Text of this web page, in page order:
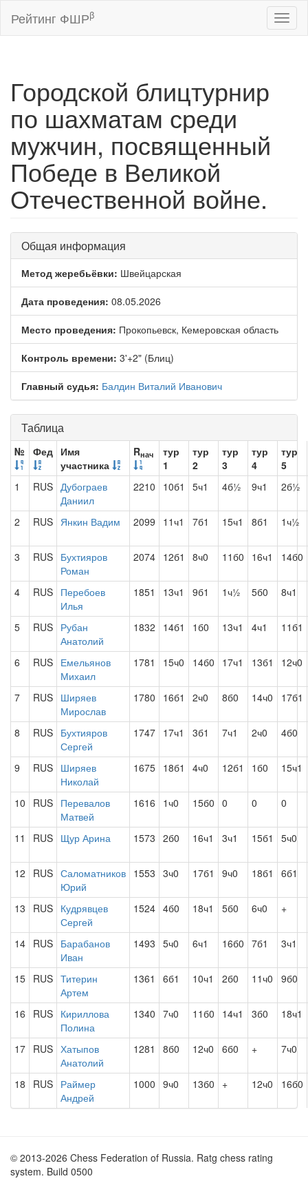
Рейтинг ФШРβ
Городской блицтурнир
по шахматам среди
мужчин, посвященный
Победе в Великой
Отечественной войне.
Общая информация
Метод жеребьёвки: Швейцарская
Дата проведения: 08.05.2026
Место проведения: Прокопьевск, Кемеровская область
Контроль времени: 3'+2" (Блиц)
Главный судья: Балдин Виталий Иванович
Таблица
№ Фед Имя
участника
Rнач
тур
1
тур
2
тур
3
тур
4
тур
5
1
RUS Дубограев
Даниил
2210 10б1 5ч1 4б½ 9ч1 2б½
2 RUS Янкин Вадим 2099 11ч1 7б1 15ч1 8б1 1ч½
3 RUS Бухтияров
Роман
2074 12б1 8ч0 11б0 16ч1 14б0
4 RUS Перебоев
Илья
1851 13ч1 9б1 1ч½ 5б0 8ч1
5 RUS Рубан
Анатолий
1832 14б1 1б0 13ч1 4ч1 11б1
6 RUS Емельянов
Михаил
1781 15ч0 14б0 17ч1 13б1 12ч0
7 RUS Ширяев
Мирослав
1780 16б1 2ч0 8б0 14ч0 17б1
8 RUS Бухтияров
Сергей
1747 17ч1 3б1 7ч1 2ч0 4б0
9 RUS Ширяев
Николай
1675 18б1 4ч0 12б1 1б0 15ч1
10 RUS Перевалов
Матвей
1616 1ч0 15б0 0 0 0
11 RUS Щур Арина 1573 2б0 16ч1 3ч1 15б1 5ч0
12 RUS Саломатников
Юрий
1553 3ч0 17б1 9ч0 18б1 6б1
13 RUS Кудрявцев
Сергей
1524 4б0 18ч1 5б0 6ч0 +
14 RUS Барабанов
Иван
1493 5ч0 6ч1 16б0 7б1 3ч1
15 RUS Титерин
Артем
1361 6б1 10ч1 2б0 11ч0 9б0
16 RUS Кириллова
Полина
1340 7ч0 11б0 14ч1 3б0 18ч1
17 RUS Хатыпов
Анатолий
1281 8б0 12ч0 6б0 + 7ч0
18 RUS Раймер
Андрей
1000 9ч0 13б0 + 12ч0 16б0
© 2013-2026 Chess Federation of Russia. Ratg chess rating
system. Build 0500